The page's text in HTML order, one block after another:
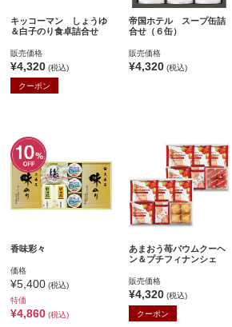
キッコーマン しょうゆ
＆白子のり食卓詰合せ
販売価格
¥4,320 (税込)
クーポン
帝国ホテル スープ缶詰
合せ（６缶）
販売価格
¥4,320(税込)
香味彩々
価格
¥5,400 (税込)
特価
¥4,860 (税込)
あまおう苺バウムクーヘ
ン＆プチフィナンシェ
販売価格
¥4,320(税込)
クーポン